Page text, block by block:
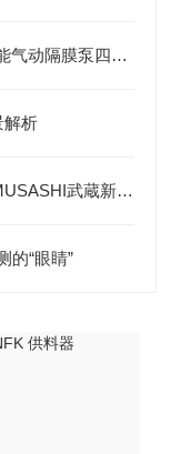
日本YAMADA雅玛达G15系列超耐腐智能气动隔膜泵四川代理店
解析
我司''藤田光学''销售系列产品成为日本MUSASHI武蔵新的代理店
的“眼睛”